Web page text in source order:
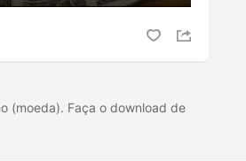
(moeda). Faça o download de